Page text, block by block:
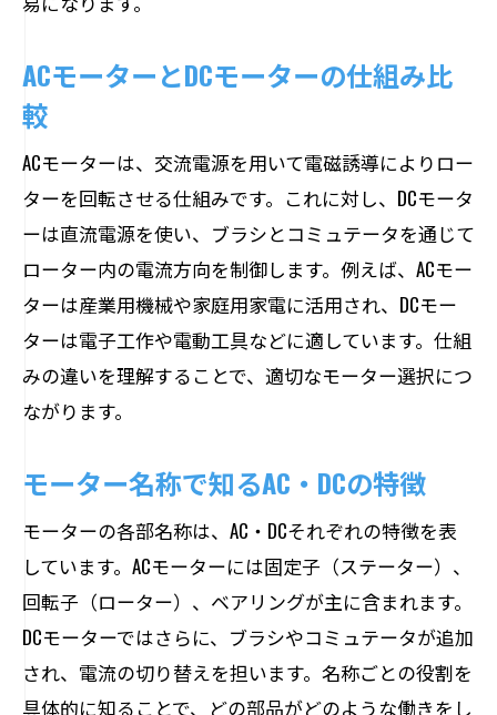
ACモーターとDCモーターの仕組み比
較
ACモーターは、交流電源を用いて電磁誘導によりロー
ターを回転させる仕組みです。これに対し、DCモータ
ーは直流電源を使い、ブラシとコミュテータを通じて
ローター内の電流方向を制御します。例えば、ACモー
ターは産業用機械や家庭用家電に活用され、DCモー
ターは電子工作や電動工具などに適しています。仕組
みの違いを理解することで、適切なモーター選択につ
ながります。
モーター名称で知るAC・DCの特徴
モーターの各部名称は、AC・DCそれぞれの特徴を表
しています。ACモーターには固定子（ステーター）、
回転子（ローター）、ベアリングが主に含まれます。
DCモーターではさらに、ブラシやコミュテータが追加
され、電流の切り替えを担います。名称ごとの役割を
具体的に知ることで、どの部品がどのような働きをし